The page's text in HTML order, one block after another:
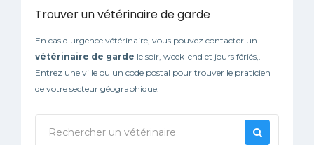
Trouver un vétérinaire de garde
En cas d'urgence vétérinaire, vous pouvez contacter un
vétérinaire de garde le soir, week-end et jours fériés,.
Entrez une ville ou un code postal pour trouver le praticien
de votre secteur géographique.